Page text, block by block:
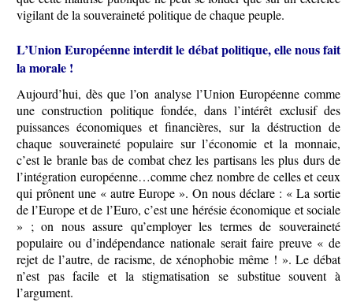
vigilant de la souveraineté politique de chaque peuple.
L’Union Européenne interdit le débat politique, elle nous fait
la morale !
Aujourd’hui, dès que l’on analyse l’Union Européenne comme
une construction politique fondée, dans l’intérêt exclusif des
puissances économiques et financières, sur la déstruction de
chaque souveraineté populaire sur l’économie et la monnaie,
c’est le branle bas de combat chez les partisans les plus durs de
l’intégration européenne…comme chez nombre de celles et ceux
qui prônent une « autre Europe ». On nous déclare : « La sortie
de l’Europe et de l’Euro, c’est une hérésie économique et sociale
» ; on nous assure qu’employer les termes de souveraineté
populaire ou d’indépendance nationale serait faire preuve « de
rejet de l’autre, de racisme, de xénophobie même ! ». Le débat
n’est pas facile et la stigmatisation se substitue souvent à
l’argument.